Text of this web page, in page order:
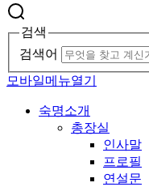
검색
검색어
모바일메뉴열기
숙명소개
총장실
인사말
프로필
연설문